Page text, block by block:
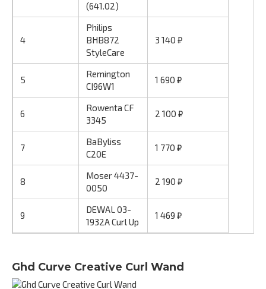
(641.02)
4
Philips
BHB872
StyleCare
3 140 ₽
5
Remington
CI96W1
1 690 ₽
6
Rowenta CF
3345
2 100 ₽
7
BaByliss
C20E
1 770 ₽
8
Moser 4437-
0050
2 190 ₽
9
DEWAL 03-
1932A Curl Up
1 469 ₽
Ghd Curve Creative Curl Wand